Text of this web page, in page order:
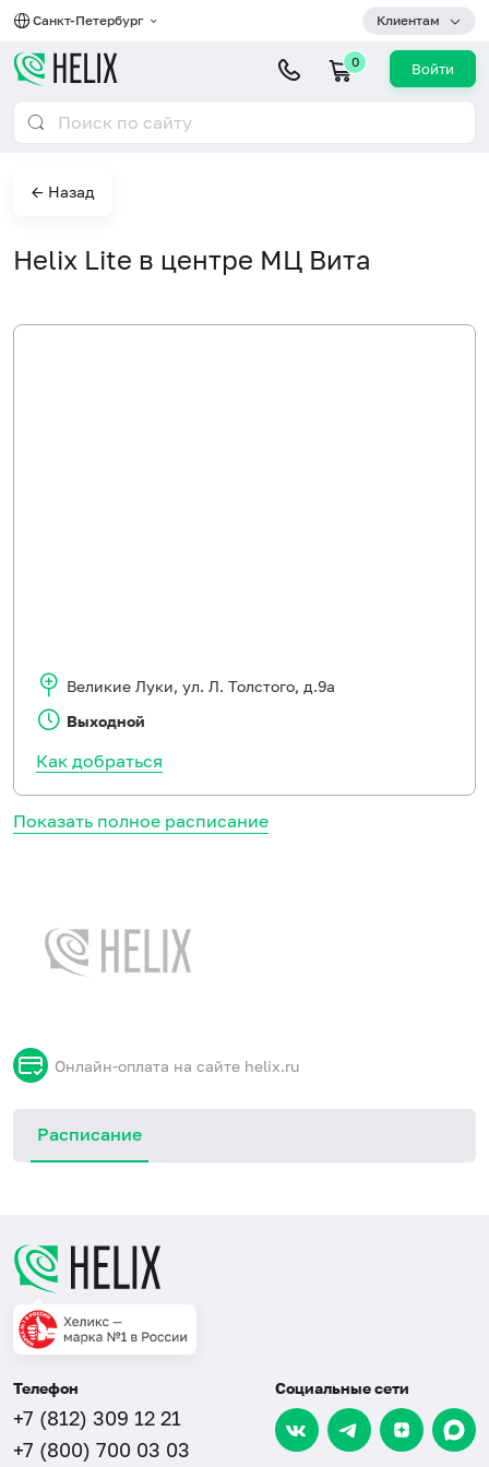
Санкт-Петербург Клиентам
0 Войти
← Назад
Helix Lite в центре МЦ Вита
Показать полное расписание
Онлайн-оплата на сайте helix.ru
Расписание
Великие Луки, ул. Л. Толстого, д.9а
Выходной
Как добраться
Телефон
+7 (812) 309 12 21
+7 (800) 700 03 03
Социальные сети